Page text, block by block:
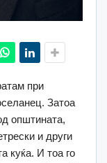
при
Затоа
општината,
и други
куќа. И тоа го